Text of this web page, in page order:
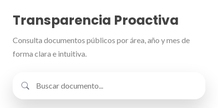
Transparencia Proactiva
Consulta documentos públicos por área, año y mes de
forma clara e intuitiva.